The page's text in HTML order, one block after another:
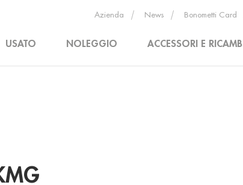
USATO NOLEGGIO ACCESSORI E RICAMBI
Azienda News Bonometti Card